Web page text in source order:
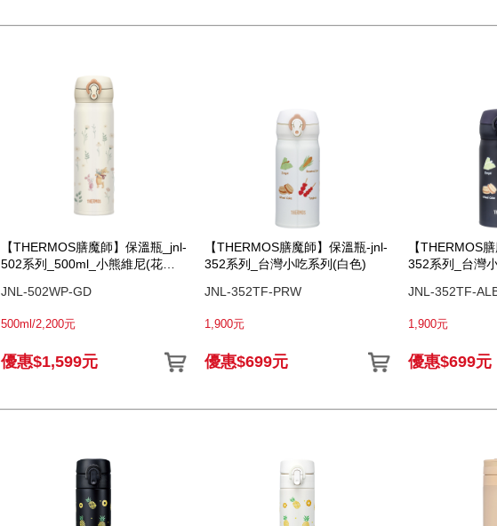
【THERMOS膳魔師】保溫瓶_jnl-
502系列_500ml_小熊維尼(花園
JNL-502WP-GD
500ml/2,200元
優惠$1,599元
【THERMOS膳魔師】保溫瓶-jnl-
352系列_台灣小吃系列(白色)
JNL-352TF-PRW
1,900元
優惠$699元
【THERMOS
352系列_台灣
JNL-352TF-
1,900元
優惠$699元